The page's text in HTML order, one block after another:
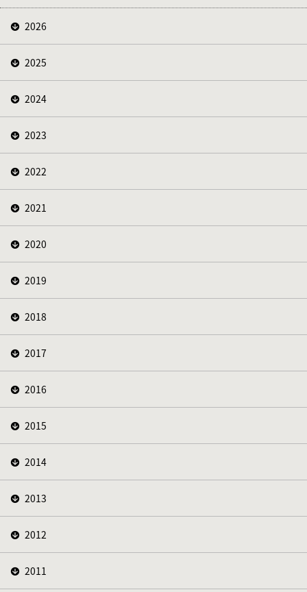
2026
2025
2024
2023
2022
2021
2020
2019
2018
2017
2016
2015
2014
2013
2012
2011